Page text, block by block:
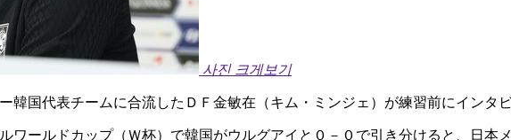
사진 크게보기
韓国代表チームに合流したＤＦ金敏在（キム・ミンジェ）が練習前にイン
ワールドカップ（Ｗ杯）で韓国がウルグアイと０－０で引き分けると、日本